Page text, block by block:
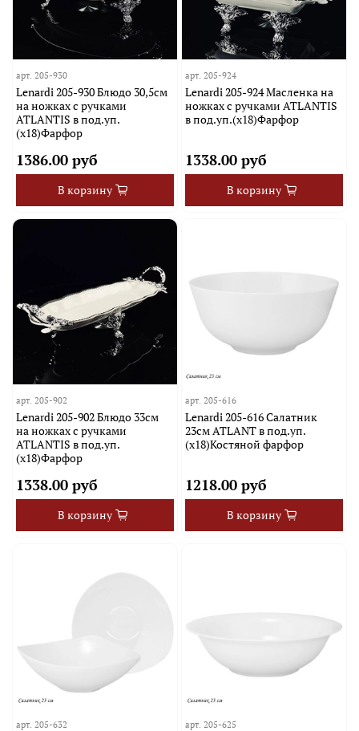
арт.205-930
Lenardi 205-930 Блюдо 30,5см
на ножках с ручками
ATLANTIS в под.уп.
(х18)Фарфор
1386.00 руб
В корзину
арт. 205-924
Lenardi 205-924 Масленка на
ножках с ручками ATLANTIS
в под.уп.(х18)Фарфор
1338.00 руб
В корзину
арт. 205-902
Lenardi 205-902 Блюдо 33см
на ножках с ручками
ATLANTIS в под.уп.
(х18)Фарфор
1338.00 руб
В корзину
арт. 205-616
Lenardi 205-616 Салатник
23см ATLANT в под.уп.
(х18)Костяной фарфор
1218.00 руб
В корзину
арт. 205-632 арт. 205-625